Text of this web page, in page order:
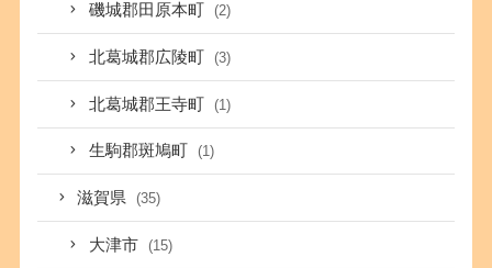
磯城郡田原本町 (2)
北葛城郡広陵町 (3)
北葛城郡王寺町 (1)
生駒郡斑鳩町 (1)
滋賀県 (35)
大津市 (15)